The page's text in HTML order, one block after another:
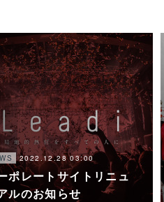
2022.12.28 03:00
ポレートサイトリニュ
ルのお知らせ